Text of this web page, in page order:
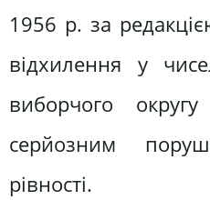
1956 р. за
відхилення у
виборчого
серйозним
рівності.